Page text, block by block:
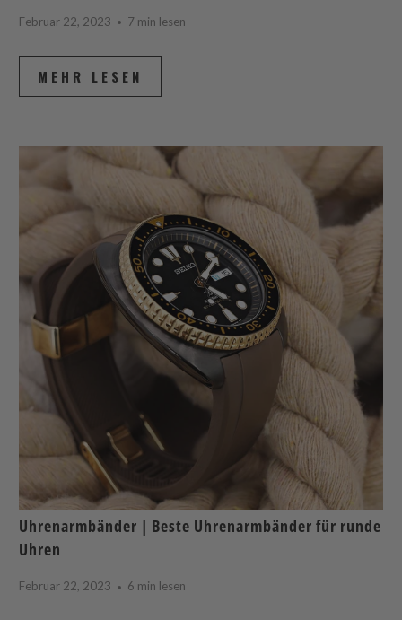
Februar 22, 2023 7 min lesen
MEHR LESEN
Uhrenarmbänder | Beste Uhrenarmbänder für runde
Uhren
Februar 22, 2023 6 min lesen